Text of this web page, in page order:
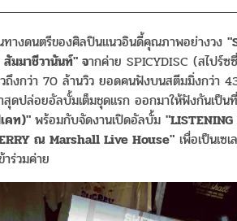
ทางดนตรีของศิลปินแนวอินดี้คุณภาพอย่างวง
มมาชีวานันท์" จากค่าย SPICYDISC (สไปร์ซ
ถึงกว่า 70 ล้านวิว ยอดคนฟังบนสตีมมิ่งกว่า
ดปล่อยอัลบั้มเต็มชุดแรก ออกมาให้ฟังกันเป็น
คท)" พร้อมกับจัดงานเปิดอัลบั้ม
ณ Marshall Live House" เพื่อเป็นเ
ร่วมค่าย